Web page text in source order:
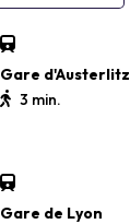
Gare d'Austerlitz
3 min.
Gare de Lyon